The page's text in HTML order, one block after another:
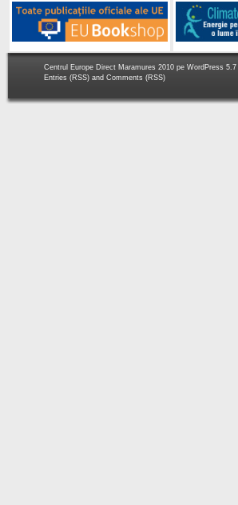
Centrul Europe Direct Maramures 2010 pe WordPress 5.7
Entries (RSS) and Comments (RSS)